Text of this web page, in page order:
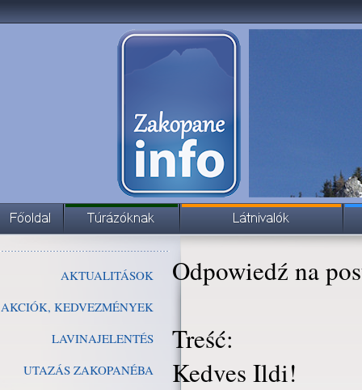
AKTUALITÁSOK
AKCIÓK, KEDVEZMÉNYEK
LAVINAJELENTÉS
UTAZÁS ZAKOPANÉBA
Odpowiedź na
Treść:
Kedves Ildi!